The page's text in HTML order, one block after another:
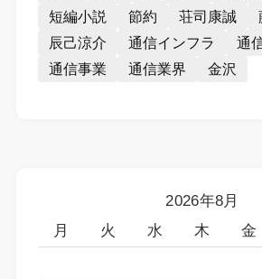
短編小説
節約 荘司康誠
辰己涼介
通信インフラ
通
通信事業
通信業界 金沢
2026年8月
月
火 水 木 金